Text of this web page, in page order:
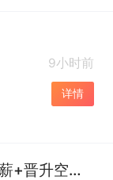
9小时前
详情
汽车配件销售经理（五险+无责底薪+晋升空间）